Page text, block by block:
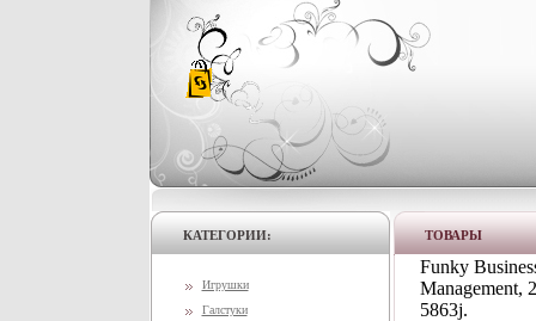
КАТЕГОРИИ:
Игрушки
Галстуки
ТОВАРЫ
Funky
Management,
5863j.